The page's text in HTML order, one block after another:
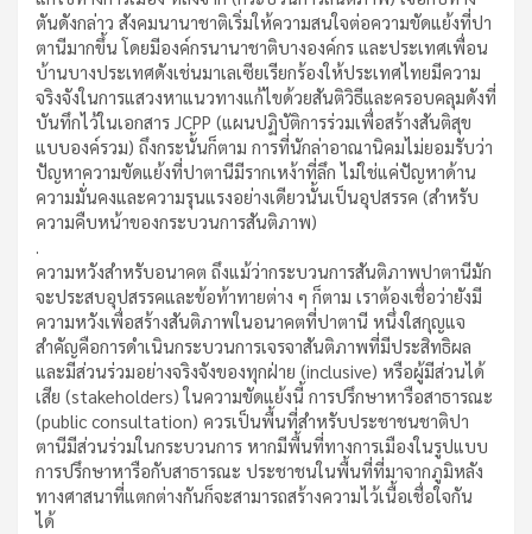
ตันดังกล่าว สังคมนานาชาติเริ่มให้ความสนใจต่อความขัดแย้งที่ปา
ตานีมากขึ้น โดยมีองค์กรนานาชาติบางองค์กร และประเทศเพื่อน
บ้านบางประเทศดังเช่นมาเลเซียเรียกร้องให้ประเทศไทยมีความ
จริงจังในการแสวงหาแนวทางแก้ไขด้วยสันติวิธีและครอบคลุมดังที่
บันทึกไว้ในเอกสาร JCPP (แผนปฏิบัติการร่วมเพื่อสร้างสันติสุข
แบบองค์รวม) ถึงกระนั้นก็ตาม การที่นักล่าอาณานิคมไม่ยอมรับว่า
ปัญหาความขัดแย้งที่ปาตานีมีรากเหง้าที่ลึก ไม่ใช่แค่ปัญหาด้าน
ความมั่นคงและความรุนแรงอย่างเดียวนั้นเป็นอุปสรรค (สำหรับ
ความคืบหน้าของกระบวนการสันติภาพ)
.
ความหวังสำหรับอนาคต ถึงแม้ว่ากระบวนการสันติภาพปาตานีมัก
จะประสบอุปสรรคและข้อท้าทายต่าง ๆ ก็ตาม เราต้องเชื่อว่ายังมี
ความหวังเพื่อสร้างสันติภาพในอนาคตที่ปาตานี หนึ่งใสกุญแจ
สำคัญคือการดำเนินกระบวนการเจรจาสันติภาพที่มีประสิทธิผล
และมีส่วนร่วมอย่างจริงจังของทุกฝ่าย (inclusive) หรือผู้มีส่วนได้
เสีย (stakeholders) ในความขัดแย้งนี้ การปรึกษาหารือสาธารณะ
(public consultation) ควรเป็นพื้นที่สำหรับประชาชนชาติปา
ตานีมีส่วนร่วมในกระบวนการ หากมีพื้นที่ทางการเมืองในรูปแบบ
การปรึกษาหารือกับสาธารณะ ประชาชนในพื้นที่ที่มาจากภูมิหลัง
ทางศาสนาที่แตกต่างกันก็จะสามารถสร้างความไว้เนื้อเชื่อใจกัน
ได้